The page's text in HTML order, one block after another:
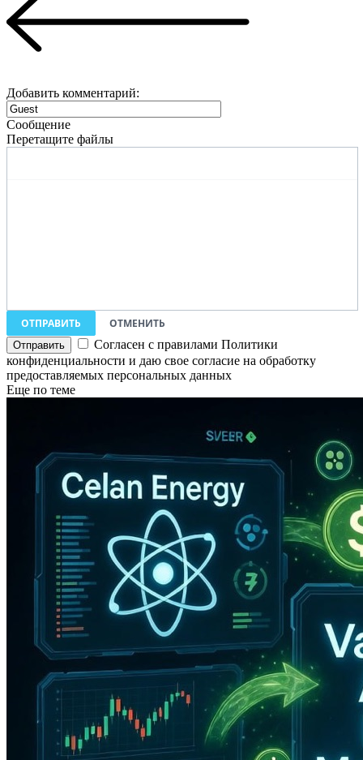
Добавить комментарий:
Сообщение
Перетащите файлы
ОТПРАВИТЬ
ОТМЕНИТЬ
Согласен с правилами Политики
конфиденциальности и даю свое согласие на обработку
предоставляемых персональных данных
Еще по теме